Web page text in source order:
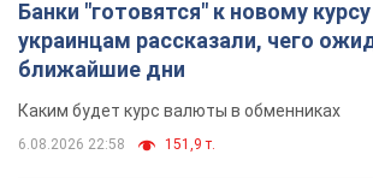
Банки "готовятся" к новому
украинцам рассказали, чего
ближайшие дни
Каким будет курс валюты в обменниках
6.08.2026 22:58 151,9 т.